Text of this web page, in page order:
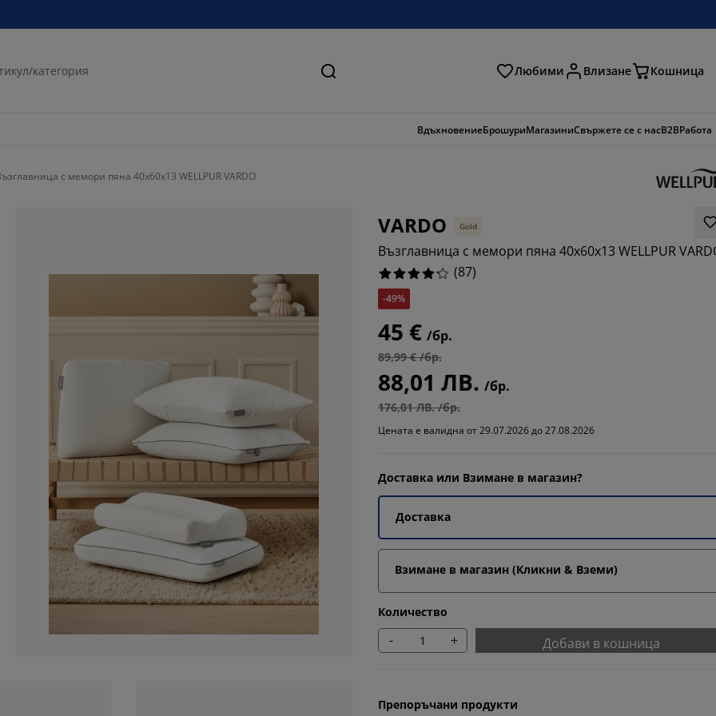
Търсене Любими Влизане Кошница
ВдъхновениеБрошуриМагазиниСвържете се с насB2BРабота
с мемори пяна 40x60x13 WELLPUR VARDO
VARDO Gold
Възглавница с мемори пяна 40x60x13 WELLPUR
(87)
-49%
45 € /бр.
89,99 € /бр.
88,01 ЛВ. /бр.
176,01 ЛВ. /бр.
Цената е валидна от 29.07.2026 до 27.08.2026
Доставка или Взимане в магазин?
Доставка
Взимане в магазин (Кликни & Вземи)
Количество
- + Добави в кошница
Препоръчани продукти
67.81609195402298%
8.045977011494253%
3.4482758620689653%
11.494252873563218%